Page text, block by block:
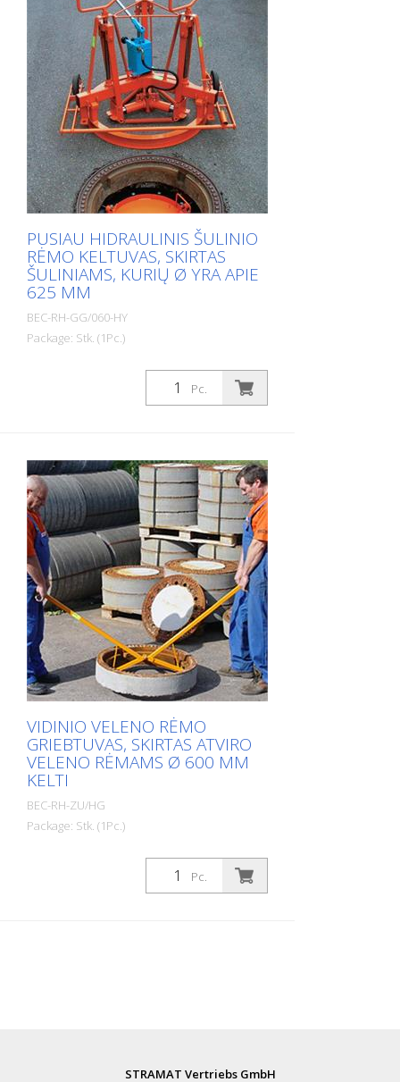
PUSIAU HIDRAULINIS ŠULINIO
RĖMO KELTUVAS, SKIRTAS
ŠULINIAMS, KURIŲ Ø YRA APIE
625 MM
BEC-RH-GG/060-HY
Package: Stk. (1Pc.)
Nauji patentuoti trys dvigubi kaltai
užtikrina didesnį kontaktinį paviršių ir taip
paskirsto tempimo apkrovą. Kaltus galima
duomenys: Aukštis: 950 mm Plotis: 1100
mm Kėlimo aukštis: 350 mm Svoris: apie
105 kg Atraminio rėmo Ø viduje: 800 mm
Traukos jėga: apie 30 tonų Specialiosios
savybės: - neardomas darbas su dvigubu
kaltu - be laužtuvo - hidrauliniai platinimo
kaltai - paprastas valdymas - 3 dvigubi
pjovimo įrankiai užtikrina švelnų veleno
ištraukimą - Greitas veleno suėmimas -
Kėlimas ir nuleidimas milimetro tikslumu -
Mažas svoris - Didelis kėlimo aukštis -
Velenus galima visiškai ištraukti -
Integruotas vežimėlis - galingas ir
nebrangus
Pc.
VIDINIO VELENO RĖMO
GRIEBTUVAS, SKIRTAS ATVIRO
VELENO RĖMAMS Ø 600 MM
KELTI
BEC-RH-ZU/HG
Package: Stk. (1Pc.)
Idealus įrankis šulinių rėmams ir
kompensaciniams žiedams patogiai nešti
ir perkelti. Rėmo griebtuvas leidžia
įprastiems BEGU dangčiams.
Pc.
STRAMAT Vertriebs GmbH